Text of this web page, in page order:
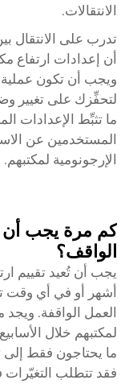
الانتقالات.
تدرب على الانتقال
أن إعدادات ارتفاع
ويجب أن تكون
لتحفِّزك على تغيير
ما تثبِّط الإعدادات
المستخدمين عن
الإرجونومية لمكتبهم.
كم مرة يجب أن
الواقف؟
يجب أن تُعيد تقييم
أشهر أو في أي وقت
العمل الواقفة.
لمكتبهم خلال
ما يحتاجون فقط إلى
فقد تتطلب التغيّرات